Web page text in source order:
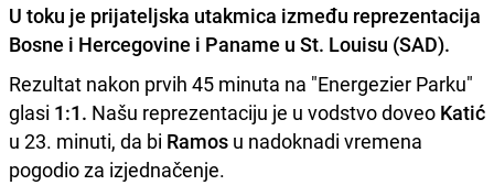
U toku je prijateljska utakmica između reprezentacija
Bosne i Hercegovine i Paname u St. Louisu (SAD).
Rezultat nakon prvih 45 minuta na "Energezier Parku"
glasi 1:1. Našu reprezentaciju je u vodstvo doveo Katić
u 23. minuti, da bi Ramos u nadoknadi vremena
pogodio za izjednačenje.